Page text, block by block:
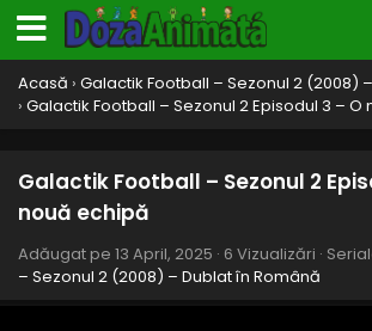
Acasă › Galactik Football – Sezonul 2 (2008)
› Galactik Football – Sezonul 2 Episodul 3 – O
Galactik Football – Sezonul 2
nouă echipă
Adăugat pe 13 April, 2025 · 6 Vizualizări ·
– Sezonul 2 (2008) – Dublat în Română
Eps 13 - Fără flux - 13 April, 2025
Galactik Football – Sezonul
Ultima șansă
Eps 12 - Ultima șansă - 13 April, 2025
Galactik Football – Sezonul 2
Campionii se împiedică
Galactik Football – Sezonul 2
Rocket contra Sinedd